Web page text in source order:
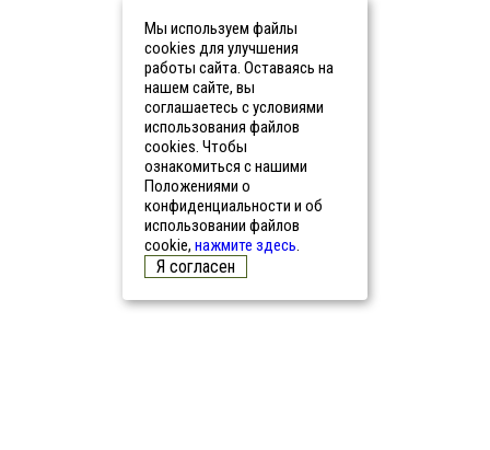
Мы используем файлы
cookies для улучшения
работы сайта. Оставаясь на
нашем сайте, вы
соглашаетесь с условиями
использования файлов
cookies. Чтобы
ознакомиться с нашими
Положениями о
конфиденциальности и об
использовании файлов
cookie, нажмите здесь.
Я согласен